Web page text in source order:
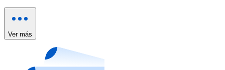
Comprar con tarjeta
Compra tarjetas regalo de tus marcas favoritas con
Ver más